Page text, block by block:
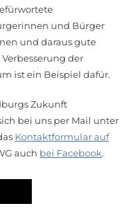
und Bürger
und daraus gute
der
ist ein Beispiel dafür.
Zukunft
bei uns per Mail unter
Kontaktformular auf
auch bei Facebook.